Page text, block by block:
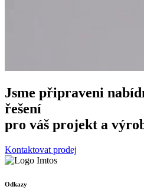
Jsme připraveni
řešení
pro váš projekt a
Kontaktovat prodej
Odkazy